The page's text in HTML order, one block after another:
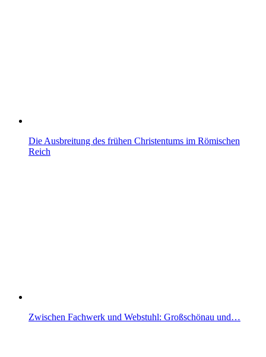
Die Ausbreitung des frühen Christentums im Römischen
Reich
Zwischen Fachwerk und Webstuhl: Großschönau und…